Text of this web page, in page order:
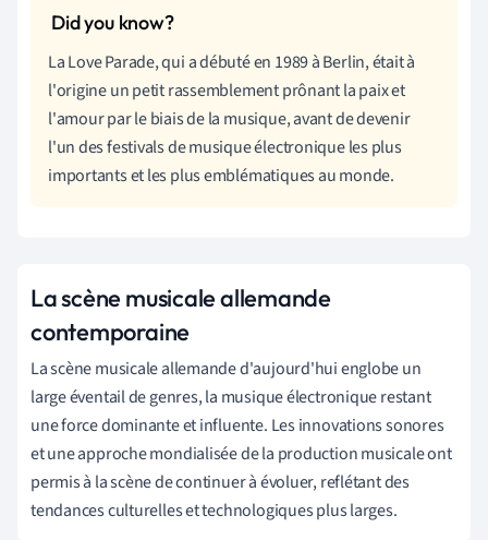
La Love Parade, qui a débuté en 1989 à Berlin, était à
l'origine un petit rassemblement prônant la paix et
l'amour par le biais de la musique, avant de devenir
l'un des festivals de musique électronique les plus
importants et les plus emblématiques au monde.
La scène musicale allemande
contemporaine
La scène musicale allemande d'aujourd'hui englobe un
large éventail de genres, la musique électronique restant
une force dominante et influente. Les innovations sonores
et une approche mondialisée de la production musicale ont
permis à la scène de continuer à évoluer, reflétant des
tendances culturelles et technologiques plus larges.